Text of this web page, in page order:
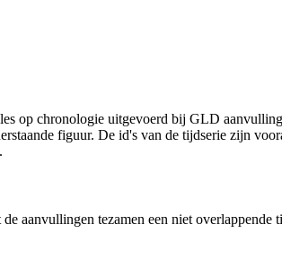
op chronologie uitgevoerd bij GLD
figuur. De id's van de tijdserie zijn
aanvullingen tezamen een niet overlappende